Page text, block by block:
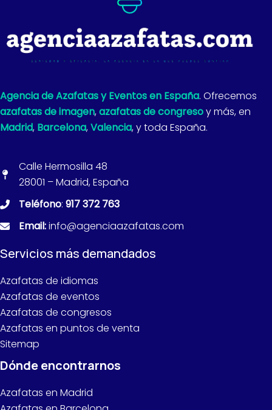
Agencia de Azafatas y Eventos en España. Ofrecemos
azafatas de imagen,azafatas de congresoy más, en
Madrid, Barcelona,Valencia, y toda España.
Calle Hermosilla 48
28001 – Madrid, España
Teléfono: 917 372 763
Email:info@agenciaazafatas.com
Servicios más demandados
Azafatas de idiomas
Azafatas de eventos
Azafatas de congresos
Azafatas en puntos de venta
Sitemap
Dónde encontrarnos
Azafatas en Madrid